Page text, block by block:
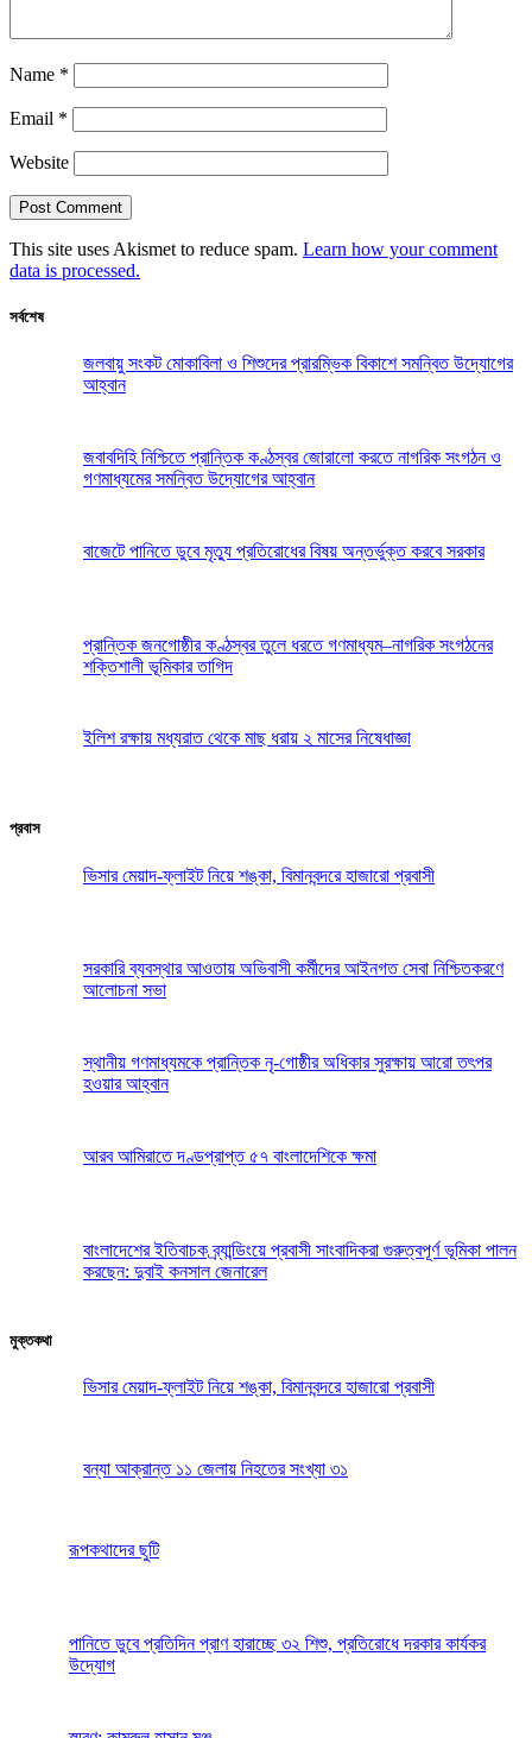
Name *
Email *
Website
This site uses Akismet to reduce spam. Learn how your comment
data is processed.
সর্বশেষ
জলবায়ু সংকট মোকাবিলা ও শিশুদের প্রারম্ভিক বিকাশে সমন্বিত উদ্যোগের
আহ্বান
জবাবদিহি নিশ্চিতে প্রান্তিক কণ্ঠস্বর জোরালো করতে নাগরিক সংগঠন ও
গণমাধ্যমের সমন্বিত উদ্যোগের আহ্বান
বাজেটে পানিতে ডুবে মৃত্যু প্রতিরোধের বিষয় অন্তর্ভুক্ত করবে সরকার
প্রান্তিক জনগোষ্ঠীর কণ্ঠস্বর তুলে ধরতে গণমাধ্যম–নাগরিক সংগঠনের
শক্তিশালী ভূমিকার তাগিদ
ইলিশ রক্ষায় মধ্যরাত থেকে মাছ ধরায় ২ মাসের নিষেধাজ্ঞা
প্রবাস
ভিসার মেয়াদ-ফ্লাইট নিয়ে শঙ্কা, বিমানবন্দরে হাজারো প্রবাসী
সরকারি ব্যবস্থার আওতায় অভিবাসী কর্মীদের আইনগত সেবা নিশ্চিতকরণে
আলোচনা সভা
স্থানীয় গণমাধ্যমকে প্রান্তিক নৃ-গোষ্ঠীর অধিকার সুরক্ষায় আরো তৎপর
হওয়ার আহ্বান
আরব আমিরাতে দণ্ডপ্রাপ্ত ৫৭ বাংলাদেশিকে ক্ষমা
বাংলাদেশের ইতিবাচক ব্র্যান্ডিংয়ে প্রবাসী সাংবাদিকরা গুরুত্বপূর্ণ ভূমিকা পালন
করছেন: দুবাই কনসাল জেনারেল
মুক্তকথা
ভিসার মেয়াদ-ফ্লাইট নিয়ে শঙ্কা, বিমানবন্দরে হাজারো প্রবাসী
বন্যা আক্রান্ত ১১ জেলায় নিহতের সংখ্যা ৩১
রূপকথাদের ছুটি
পানিতে ডুবে প্রতিদিন প্রাণ হারাচ্ছে ৩২ শিশু, প্রতিরোধে দরকার কার্যকর
উদ্যোগ